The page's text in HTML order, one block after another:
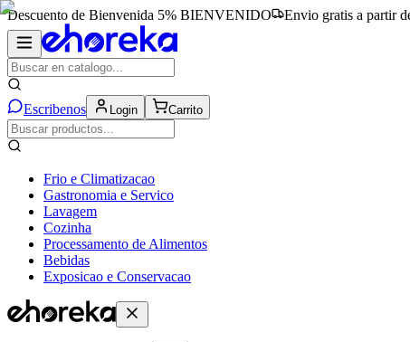
Descuento de Bienvenida 5% BIENVENIDO Envio gratis a partir
Escribenos Login Carrito
Frio e Climatizacao
Gastronomia e Servico
Lavagem
Cozinha
Processamento de Alimentos
Bebidas
Exposicao e Conservacao